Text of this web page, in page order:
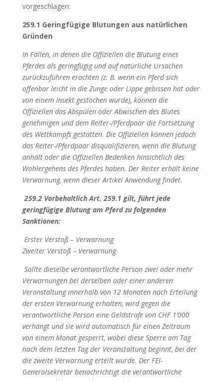
vorgeschlagen:
259.1 Geringfügige Blutungen aus natürlichen
Gründen
In Fällen, in denen die Offiziellen die Blutung eines
Pferdes als geringfügig und auf natürliche Ursachen
zurückzuführen erachten (z. B. wenn ein Pferd sich
offenbar leicht in die Zunge oder Lippe gebissen hat oder
von einem Insekt gestochen wurde), können die
Offiziellen das Abspülen oder Abwischen des Blutes
genehmigen und dem Reiter-/Pferdpaar die Fortsetzung
des Wettkampfs gestatten. Die Offiziellen können jedoch
das Reiter-/Pferdpaar disqualifizieren, wenn die Blutung
anhält oder die Offiziellen Bedenken hinsichtlich des
Wohlergehens des Pferdes haben. Der Reiter erhält keine
Verwarnung, wenn dieser Artikel Anwendung findet.
259.2 Vorbehaltlich Art. 259.1 gilt, führt jede
geringfügige Blutung am Pferd zu folgenden
Sanktionen:
Erster Verstoß – Verwarnung
Zweiter Verstoß – Verwarnung
Sollte dieselbe verantwortliche Person zwei oder mehr
Verwarnungen bei derselben oder einer anderen
Veranstaltung innerhalb von 12 Monaten nach Erteilung
der ersten Verwarnung erhalten, wird gegen die
verantwortliche Person eine Geldstrafe von CHF 1’000
verhängt und sie wird automatisch für einen Zeitraum
von einem Monat gesperrt, wobei diese Sperre am Tag
nach dem letzten Tag der Veranstaltung beginnt, bei der
die zweite Verwarnung erteilt wurde. Der FEI-
Generalsekretär benachrichtigt die verantwortliche